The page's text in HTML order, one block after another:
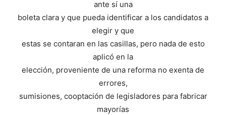
ante sí una
boleta clara y que pueda identificar a los candidatos a
elegir y que
estas se contaran en las casillas, pero nada de esto
aplicó en la
elección, proveniente de una reforma no exenta de
errores,
sumisiones, cooptación de legisladores para fabricar
mayorías